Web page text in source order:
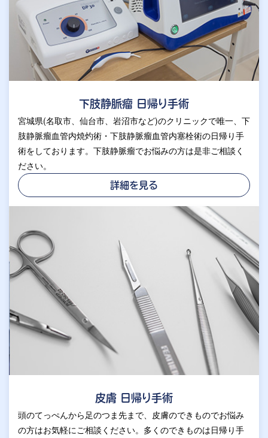
下肢静脈瘤 日帰り手術
宮城県(名取市、仙台市、岩沼市など)のクリニックで唯一、下
肢静脈瘤血管内焼灼術・下肢静脈瘤血管内塞栓術の日帰り手
術をしております。下肢静脈瘤でお悩みの方は是非ご相談く
ださい。
詳細を見る
皮膚 日帰り手術
頭のてっぺんから足のつま先まで、皮膚のできものでお悩み
の方はお気軽にご相談ください。多くのできものは日帰り手